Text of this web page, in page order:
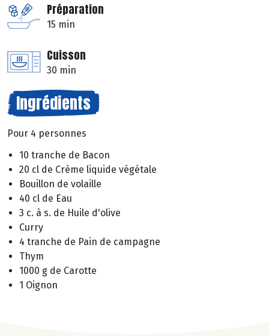
Préparation
15 min
Cuisson
30 min
Ingrédients
Pour 4 personnes
10 tranche de Bacon
20 cl de Crème liquide végétale
Bouillon de volaille
40 cl de Eau
3 c. à s. de Huile d'olive
Curry
4 tranche de Pain de campagne
Thym
1000 g de Carotte
1 Oignon